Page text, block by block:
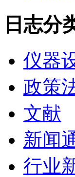
日志分
仪器
政策
文献
新闻
行业